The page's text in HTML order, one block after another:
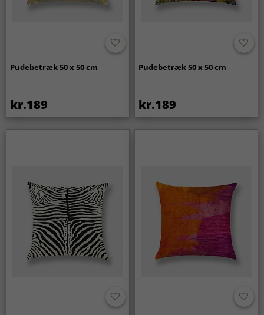
Pudebetræk 50 x 50 cm
kr.189
Pudebetræk 50 x 50 cm
kr.189